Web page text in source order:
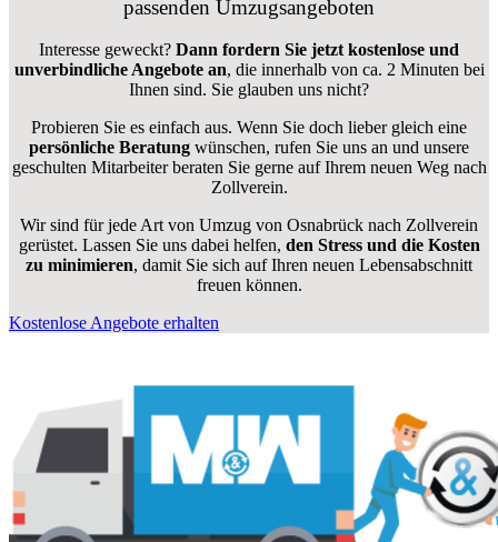
passenden Umzugsangeboten
Interesse geweckt? Dann fordern Sie jetzt kostenlose und
unverbindliche Angebote an, die innerhalb von ca. 2 Minuten bei
Ihnen sind. Sie glauben uns nicht?
Probieren Sie es einfach aus. Wenn Sie doch lieber gleich eine
persönliche Beratung wünschen, rufen Sie uns an und unsere
geschulten Mitarbeiter beraten Sie gerne auf Ihrem neuen Weg nach
Zollverein.
Wir sind für jede Art von Umzug von Osnabrück nach Zollverein
gerüstet. Lassen Sie uns dabei helfen, den Stress und die Kosten
zu minimieren, damit Sie sich auf Ihren neuen Lebensabschnitt
freuen können.
Kostenlose Angebote erhalten